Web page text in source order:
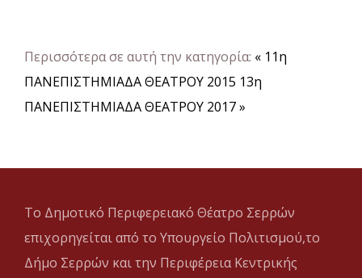
Περισσότερα σε αυτή την κατηγορία: « 11η
ΠΑΝΕΠΙΣΤΗΜΙΑΔΑ ΘΕΑΤΡΟΥ 2015 13η
ΠΑΝΕΠΙΣΤΗΜΙΑΔΑ ΘΕΑΤΡΟΥ 2017 »
Το Δημοτικό Περιφερειακό Θέατρο Σερρών
επιχορηγείται από το Υπουργείο Πολιτισμού,το
Δήμο Σερρών και την Περιφέρεια Κεντρικής